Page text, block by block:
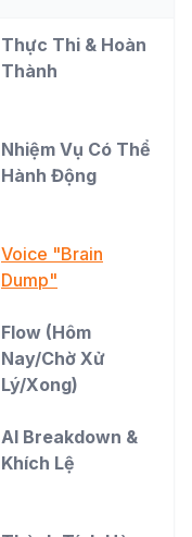
Thực Thi & Hoàn
Thành
Nhiệm Vụ Có Thể
Hành Động
Voice "Brain
Dump"
Flow (Hôm
Nay/Chờ Xử
Lý/Xong)
AI Breakdown &
Khích Lệ